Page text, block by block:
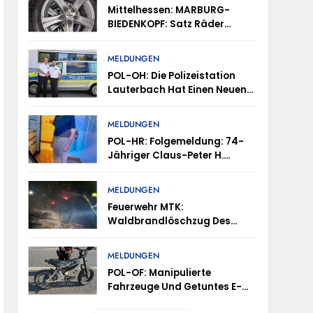
– TRuP-Spezialisten Decken Gleich Mehrere
Vermisst
Und Taunusstein-Seitzenhahn –
Erbeten Und Wer Hat Den Fahrraddieb
Mittelhessen: MARBURG-
BIEDENKOPF: Satz Räder
MELDUNGEN
POL-OH: Die Polizeistation
Lauterbach Hat Einen Neuen
Markus Höfer
MELDUNGEN
POL-HR: Folgemeldung: 74-
Jähriger Claus-Peter H.
Veröffentlichung Eines Fotos
MELDUNGEN
Feuerwehr MTK:
Waldbrandlöschzug Des
Unterstützt Bei Waldbrand Im
Rheingau-Taunus-Kreis –
Rund 45 Einsatzkräfte
Sicherten In Schwierigem
MELDUNGEN
POL-OF: Manipulierte
Fahrzeuge Und Getuntes E-